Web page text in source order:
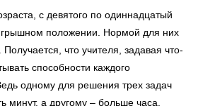
с девятого по одиннадцатый
положении. Нормой для них
что учителя, задавая что-
способности каждого
одному для решения трех задач
минут, а другому – больше часа.